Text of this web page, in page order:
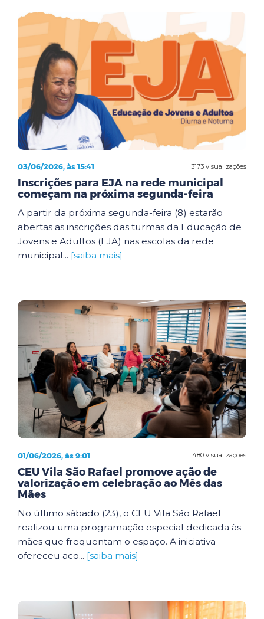
3173 visualizações
03/06/2026, às 15:41
Inscrições para EJA na rede municipal
começam na próxima segunda-feira
A partir da próxima segunda-feira (8) estarão
abertas as inscrições das turmas da Educação de
Jovens e Adultos (EJA) nas escolas da rede
municipal... [saiba mais]
480 visualizações
01/06/2026, às 9:01
CEU Vila São Rafael promove ação de
valorização em celebração ao Mês das
Mães
No último sábado (23), o CEU Vila São Rafael
realizou uma programação especial dedicada às
mães que frequentam o espaço. A iniciativa
ofereceu aco... [saiba mais]